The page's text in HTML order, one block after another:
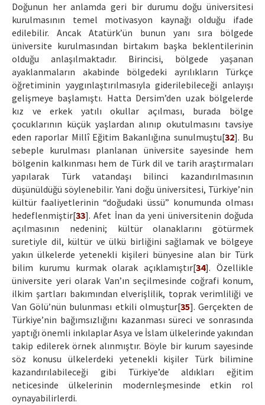
Doğunun her anlamda geri bir durumu doğu üniversitesi
kurulmasının temel motivasyon kaynağı olduğu ifade
edilebilir. Ancak Atatürk’ün bunun yanı sıra bölgede
üniversite kurulmasından birtakım başka beklentilerinin
olduğu anlaşılmaktadır. Birincisi, bölgede yaşanan
ayaklanmaların akabinde bölgedeki ayrılıkların Türkçe
öğretiminin yaygınlaştırılmasıyla giderilebileceği anlayışı
gelişmeye başlamıştı. Hatta Dersim’den uzak bölgelerde
kız ve erkek yatılı okullar açılması, burada bölge
çocuklarının küçük yaşlardan alınıp okutulmasını tavsiye
eden raporlar Millî Eğitim Bakanlığına sunulmuştu[32]. Bu
sebeple kurulması planlanan üniversite sayesinde hem
bölgenin kalkınması hem de Türk dil ve tarih araştırmaları
yapılarak Türk vatandaşı bilinci kazandırılmasının
düşünüldüğü söylenebilir. Yani doğu üniversitesi, Türkiye’nin
kültür faaliyetlerinin “doğudaki üssü” konumunda olması
hedeflenmiştir[33]. Afet İnan da yeni üniversitenin doğuda
açılmasının nedenini; kültür olanaklarını götürmek
suretiyle dil, kültür ve ülkü birliğini sağlamak ve bölgeye
yakın ülkelerde yetenekli kişileri bünyesine alan bir Türk
bilim kurumu kurmak olarak açıklamıştır[34]. Özellikle
üniversite yeri olarak Van’ın seçilmesinde coğrafi konum,
ilkim şartları bakımından elverişlilik, toprak verimliliği ve
Van Gölü’nün bulunması etkili olmuştur[35]. Gerçekten de
Türkiye’nin bağımsızlığını kazanması süreci ve sonrasında
yaptığı önemli inkılaplar Asya ve İslam ülkelerinde yakından
takip edilerek örnek alınmıştır. Böyle bir kurum sayesinde
söz konusu ülkelerdeki yetenekli kişiler Türk bilimine
kazandırılabileceği gibi Türkiye’de aldıkları eğitim
neticesinde ülkelerinin modernleşmesinde etkin rol
oynayabilirlerdi.